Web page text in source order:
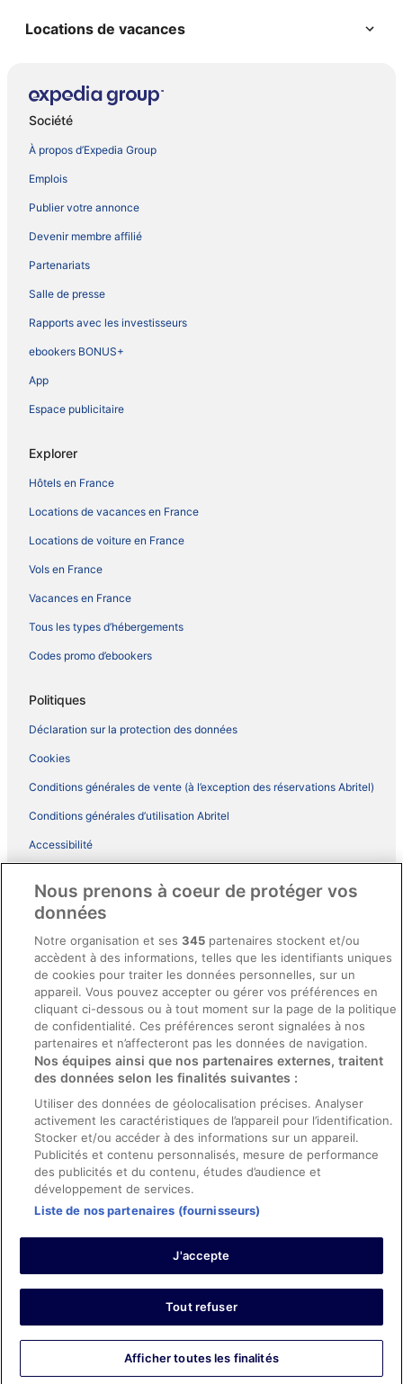
Locations de vacances
Société
À propos d’Expedia Group
Emplois
Publier votre annonce
Devenir membre affilié
Partenariats
Salle de presse
Rapports avec les investisseurs
ebookers BONUS+
App
Espace publicitaire
Explorer
Hôtels en France
Locations de vacances en France
Locations de voiture en France
Vols en France
Vacances en France
Tous les types d’hébergements
Codes promo d’ebookers
Politiques
Déclaration sur la protection des données
Cookies
Conditions générales de vente (à l’exception des réservations Abritel)
Conditions générales d’utilisation Abritel
Accessibilité
Conditions générales du programme BONUS+ d’ebookers
Directives de contenu et signalement de contenus
Aide
Soutien
Annuler votre réservation d’hôtel ou de propriété de vacances
Échéances de remboursement
Utiliser un coupon ebookers
Electron, CartaSi, Carte Bleue, PayPal et Eurocard.
© 2026 Expedia, Inc., une entreprise d’Expedia Group. Tous droits
réservés. ebookers et le logo ebookers sont des marques
commerciales ou des marques déposées d’Expedia, Inc.
Nous prenons à coeur de protéger vos
données
Notre organisation et ses345 partenaires stockent et/ou
accèdent à des informations, telles que les identifiants uniques
de cookies pour traiter les données personnelles, sur un
appareil. Vous pouvez accepter ou gérer vos préférences en
cliquant ci-dessous ou à tout moment sur la page de la politique
de confidentialité. Ces préférences seront signalées à nos
partenaires et n’affecteront pas les données de navigation.
Nos équipes ainsi que nos partenaires externes, traitent
des données selon les finalités suivantes :
Utiliser des données de géolocalisation précises. Analyser
activement les caractéristiques de l’appareil pour l’identification.
Stocker et/ou accéder à des informations sur un appareil.
Publicités et contenu personnalisés, mesure de performance
des publicités et du contenu, études d’audience et
développement de services.
Liste de nos partenaires (fournisseurs)
J'accepte
Tout refuser
Afficher toutes les finalités